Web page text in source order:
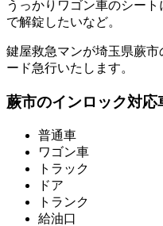
うっかりワゴン車のシー
で解錠したいなど。
鍵屋救急マンが埼玉県蕨
ード急行いたします。
蕨市のインロック対応
普通車
ワゴン車
トラック
ドア
トランク
給油口